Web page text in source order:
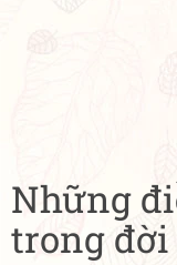
Những
trong đời